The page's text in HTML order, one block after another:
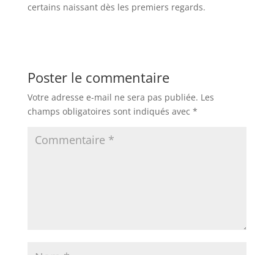
certains naissant dès les premiers regards.
Poster le commentaire
Votre adresse e-mail ne sera pas publiée. Les
champs obligatoires sont indiqués avec *